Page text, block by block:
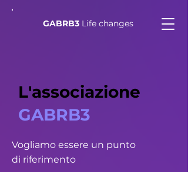
GABRB3 Life changes
L'associazione
GABRB3
Vogliamo essere un punto
di riferimento